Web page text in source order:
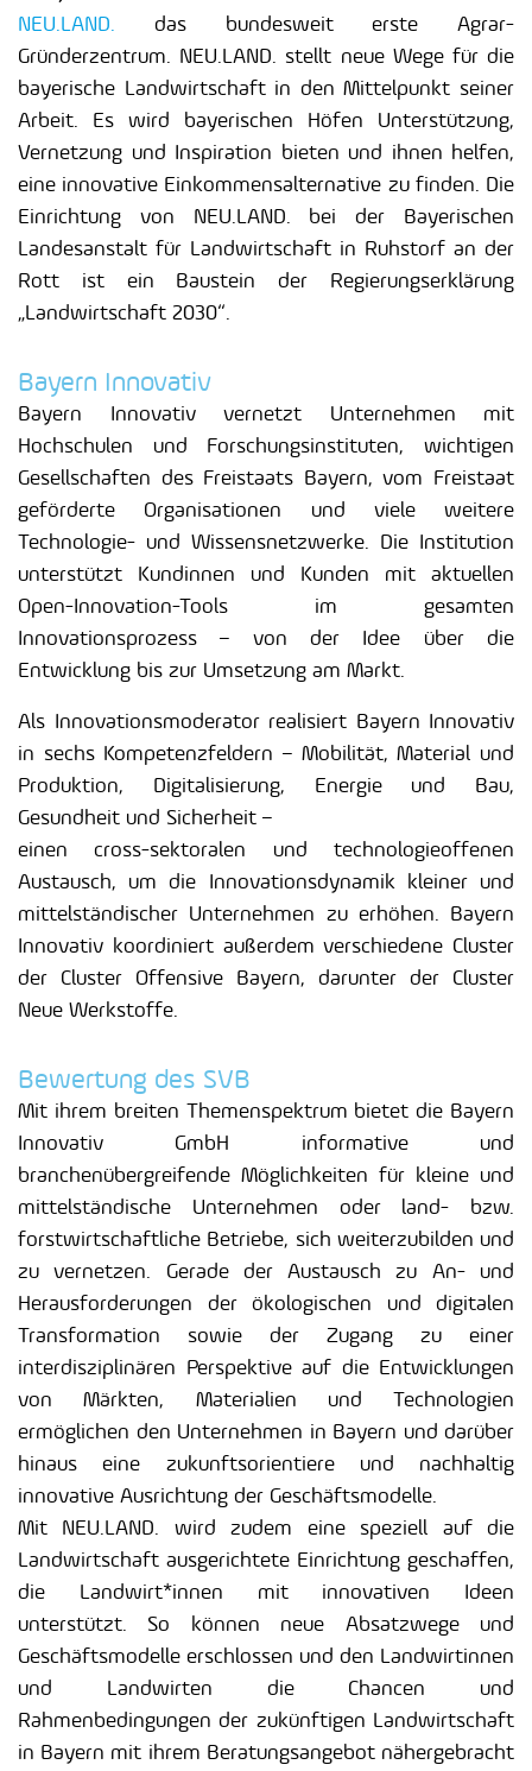
NEU.LAND. das bundesweit erste Agrar-
Gründerzentrum. NEU.LAND. stellt neue Wege für die
bayerische Landwirtschaft in den Mittelpunkt seiner
Arbeit. Es wird bayerischen Höfen Unterstützung,
Vernetzung und Inspiration bieten und ihnen helfen,
eine innovative Einkommensalternative zu finden. Die
Einrichtung von NEU.LAND. bei der Bayerischen
Landesanstalt für Landwirtschaft in Ruhstorf an der
Rott ist ein Baustein der Regierungserklärung
„Landwirtschaft 2030“.
Bayern Innovativ
Bayern Innovativ vernetzt Unternehmen mit
Hochschulen und Forschungsinstituten, wichtigen
Gesellschaften des Freistaats Bayern, vom Freistaat
geförderte Organisationen und viele weitere
Technologie- und Wissensnetzwerke. Die Institution
unterstützt Kundinnen und Kunden mit aktuellen
Open-Innovation-Tools im gesamten
Innovationsprozess – von der Idee über die
Entwicklung bis zur Umsetzung am Markt.
Als Innovationsmoderator realisiert Bayern Innovativ
in sechs Kompetenzfeldern – Mobilität, Material und
Produktion, Digitalisierung, Energie und Bau,
Gesundheit und Sicherheit –
einen cross-sektoralen und techno­logieoffenen
Austausch, um die Innovationsdynamik kleiner und
mittelständischer Unternehmen zu erhöhen. Bayern
Innovativ koordiniert außerdem verschiedene Cluster
der Cluster Offensive Bayern, darunter der Cluster
Neue Werkstoffe.
Bewertung des SVB
Mit ihrem breiten Themenspektrum bietet die Bayern
Innovativ GmbH informative und
branchenübergreifende Möglichkeiten für kleine und
mittelständische Unternehmen oder land- bzw.
forstwirtschaftliche Betriebe, sich weiterzubilden und
zu vernetzen. Gerade der Austausch zu An- und
Herausforderungen der ökologischen und digitalen
Transformation sowie der Zugang zu einer
interdisziplinären Perspektive auf die Entwicklungen
von Märkten, Materialien und Technologien
ermöglichen den Unternehmen in Bayern und darüber
hinaus eine zukunftsorientiere und nachhaltig
innovative Ausrichtung der Geschäftsmodelle.
Mit NEU.LAND. wird zudem eine speziell auf die
Landwirtschaft ausgerichtete Einrichtung geschaffen,
die Landwirt*innen mit innovativen Ideen
unterstützt. So können neue Absatzwege und
Geschäftsmodelle erschlossen und den Landwirtinnen
und Landwirten die Chancen und
Rahmenbedingungen der zukünftigen Landwirtschaft
in Bayern mit ihrem Beratungsangebot nähergebracht